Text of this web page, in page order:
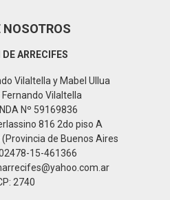
NOSOTROS
DE ARRECIFES
Vilaltella y Mabel Ullua
Vilaltella
Nº 59169836
816 2do piso A
(Provincia de Buenos Aires
15-461366
2740